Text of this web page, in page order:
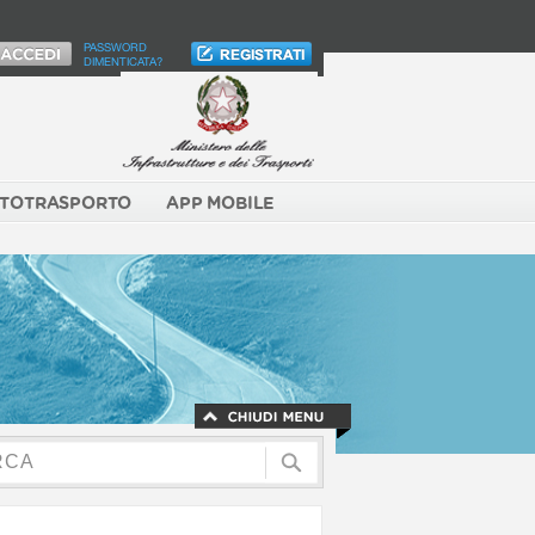
PASSWORD
DIMENTICATA?
APP MOBILE